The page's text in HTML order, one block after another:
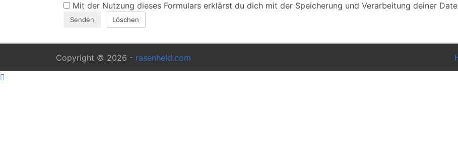
Mit der Nutzung dieses Formulars erklärst du dich mit der Speicherung und Verarbeitung deiner
Copyright © 2026 - rasenheld.com